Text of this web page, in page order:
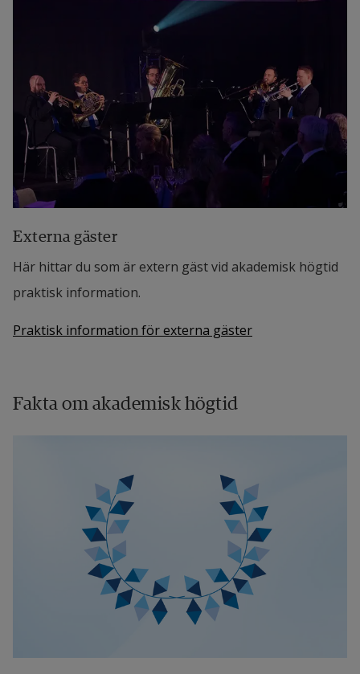
Externa gäster
Här hittar du som är extern gäst vid akademisk högtid
praktisk information.
Praktisk information för externa gäster
Fakta om akademisk högtid